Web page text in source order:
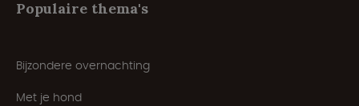
Populaire thema's
Bijzondere overnachting
Met je hond